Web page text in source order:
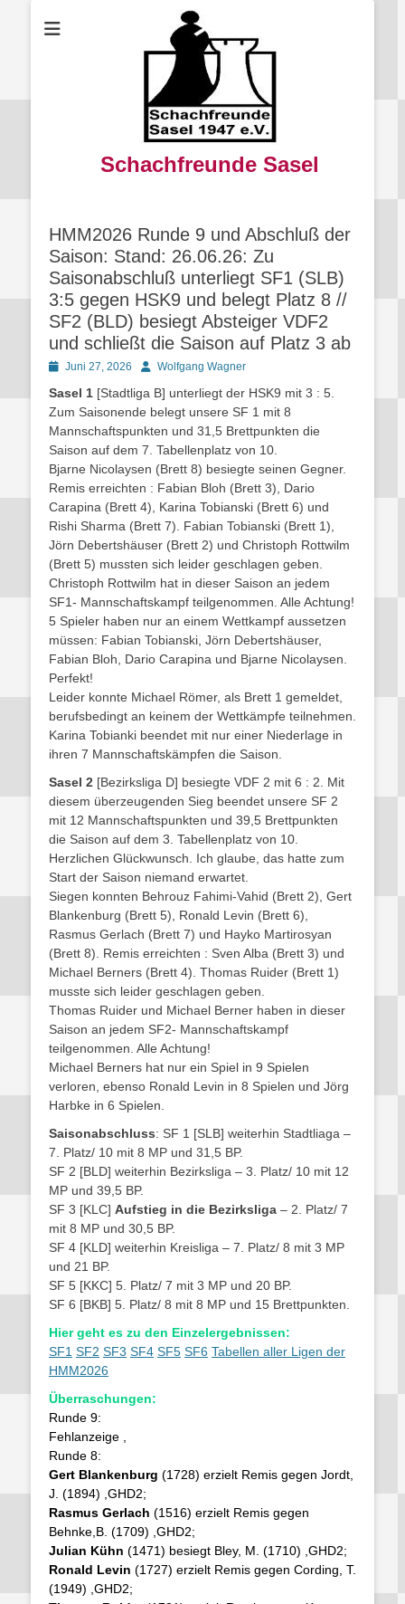
Schachfreunde Sasel
HMM2026 Runde 9 und Abschluß der
Saison: Stand: 26.06.26: Zu
Saisonabschluß unterliegt SF1 (SLB)
3:5 gegen HSK9 und belegt Platz 8 //
SF2 (BLD) besiegt Absteiger VDF2
und schließt die Saison auf Platz 3 ab
PostedJuni 27, 2026 AutorWolfgang Wagner
Sasel 1 [Stadtliga B] unterliegt der HSK9 mit 3 : 5.
Zum Saisonende belegt unsere SF 1 mit 8
Mannschaftspunkten und 31,5 Brettpunkten die
Saison auf dem 7. Tabellenplatz von 10.
Bjarne Nicolaysen (Brett 8) besiegte seinen Gegner.
Remis erreichten : Fabian Bloh (Brett 3), Dario
Carapina (Brett 4), Karina Tobianski (Brett 6) und
Rishi Sharma (Brett 7). Fabian Tobianski (Brett 1),
Jörn Debertshäuser (Brett 2) und Christoph Rottwilm
(Brett 5) mussten sich leider geschlagen geben.
Christoph Rottwilm hat in dieser Saison an jedem
SF1- Mannschaftskampf teilgenommen. Alle Achtung!
5 Spieler haben nur an einem Wettkampf aussetzen
müssen: Fabian Tobianski, Jörn Debertshäuser,
Fabian Bloh, Dario Carapina und Bjarne Nicolaysen.
Perfekt!
Leider konnte Michael Römer, als Brett 1 gemeldet,
berufsbedingt an keinem der Wettkämpfe teilnehmen.
Karina Tobianki beendet mit nur einer Niederlage in
ihren 7 Mannschaftskämpfen die Saison.
Sasel 2 [Bezirksliga D] besiegte VDF 2 mit 6 : 2. Mit
diesem überzeugenden Sieg beendet unsere SF 2
mit 12 Mannschaftspunkten und 39,5 Brettpunkten
die Saison auf dem 3. Tabellenplatz von 10.
Herzlichen Glückwunsch. Ich glaube, das hatte zum
Start der Saison niemand erwartet.
Siegen konnten Behrouz Fahimi-Vahid (Brett 2), Gert
Blankenburg (Brett 5), Ronald Levin (Brett 6),
Rasmus Gerlach (Brett 7) und Hayko Martirosyan
(Brett 8). Remis erreichten : Sven Alba (Brett 3) und
Michael Berners (Brett 4). Thomas Ruider (Brett 1)
musste sich leider geschlagen geben.
Thomas Ruider und Michael Berner haben in dieser
Saison an jedem SF2- Mannschaftskampf
teilgenommen. Alle Achtung!
Michael Berners hat nur ein Spiel in 9 Spielen
verloren, ebenso Ronald Levin in 8 Spielen und Jörg
Harbke in 6 Spielen.
Saisonabschluss: SF 1 [SLB] weiterhin Stadtliaga –
7. Platz/ 10 mit 8 MP und 31,5 BP.
SF 2 [BLD] weiterhin Bezirksliga – 3. Platz/ 10 mit 12
MP und 39,5 BP.
SF 3 [KLC] Aufstieg in die Bezirksliga – 2. Platz/ 7
mit 8 MP und 30,5 BP.
SF 4 [KLD] weiterhin Kreisliga – 7. Platz/ 8 mit 3 MP
und 21 BP.
SF 5 [KKC] 5. Platz/ 7 mit 3 MP und 20 BP.
SF 6 [BKB] 5. Platz/ 8 mit 8 MP und 15 Brettpunkten.
Hier geht es zu den Einzelergebnissen:
SF1 SF2 SF3 SF4 SF5 SF6 Tabellen aller Ligen der
HMM2026
Überraschungen:
Runde 9:
Fehlanzeige
Runde 8:
Gert Blankenburg (1728) erzielt Remis gegen Jordt,
J. (1894) ,GHD2;
Rasmus Gerlach (1516) erzielt Remis gegen
Behnke,B. (1709) ,GHD2;
Julian Kühn (1471) besiegt Bley, M. (1710) ,GHD2;
Ronald Levin (1727) erzielt Remis gegen Cording, T.
(1949) ,GHD2;